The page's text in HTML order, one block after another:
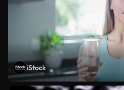
iStock